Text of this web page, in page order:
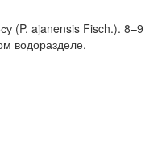
(P. ajanensis Fisch.). 8–9
водоразделе.